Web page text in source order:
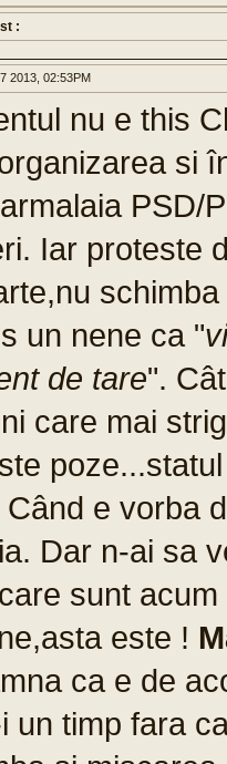
:
2013, 02:53PM
nu e this
si
PSD/
Iar proteste
un nene ca "
de tare".
care mai
e vorba
Dar n-ai sa
sunt
este !
ca e de
un timp fara